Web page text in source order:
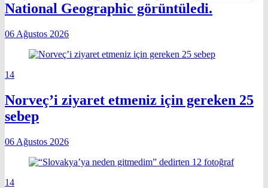
National Geographic görüntüledi.
06 Ağustos 2026
14
Norveç’i ziyaret etmeniz için gereken 25
sebep
06 Ağustos 2026
14